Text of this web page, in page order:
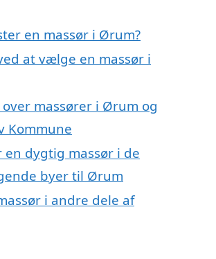
en massør i Ørum?
at vælge en massør i
massører i Ørum og
Kommune
en dygtig massør i de
byer til Ørum
i andre dele af